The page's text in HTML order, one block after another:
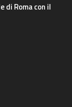
Roma con il